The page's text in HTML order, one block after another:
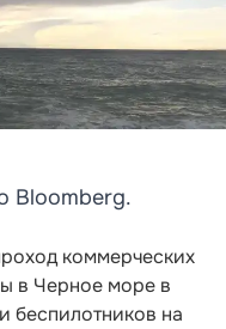
Bloomberg.
коммерческих
в Черное море в
беспилотников на